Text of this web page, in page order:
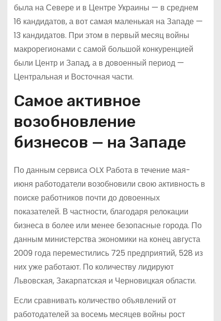
была на Севере и в Центре Украины — в среднем
16 кандидатов, а вот самая маленькая на Западе —
13 кандидатов. При этом в первый месяц войны
макрорегионами с самой большой конкуренцией
были Центр и Запад, а в довоенный период —
Центральная и Восточная части.
Самое активное
возобновление
бизнесов — на Западе
По данным сервиса OLX Работа в течение мая-
июня работодатели возобновили свою активность в
поиске работников почти до довоенных
показателей. В частности, благодаря релокации
бизнеса в более или менее безопасные города. По
данным министерства экономики на конец августа
2009 года переместились 725 предприятий, 528 из
них уже работают. По количеству лидируют
Львовская, Закарпатская и Черновицкая области.
Если сравнивать количество объявлений от
работодателей за восемь месяцев войны рост